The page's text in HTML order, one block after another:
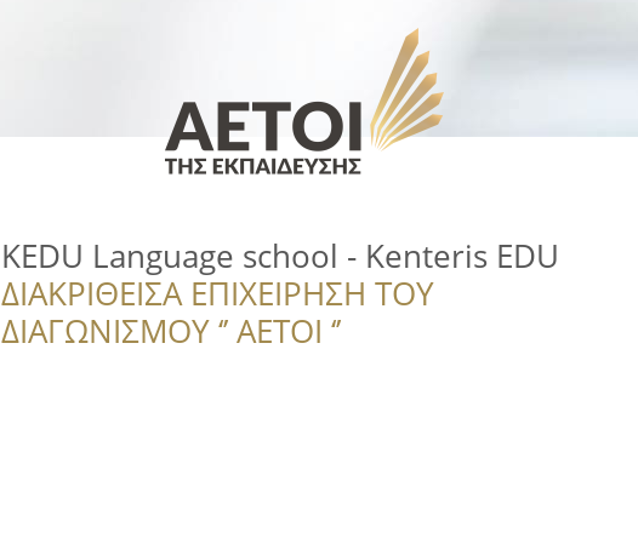
KEDU Language school - Kenteris EDU
ΔΙΑΚΡΙΘΕΙΣΑ ΕΠΙΧΕΙΡΗΣΗ ΤΟΥ
ΔΙΑΓΩΝΙΣΜΟΥ ‘’ ΑΕΤΟΙ ‘’